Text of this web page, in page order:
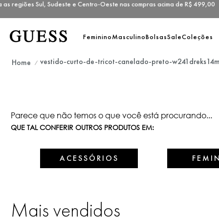
Sul, Sudeste e Centro-Oeste nas compras acima de R$
FemininoMasculinoBolsasSaleColeções
vestido-curto-de-tricot-canelado-preto-
Parece que não temos o que você está procurando...
QUE TAL CONFERIR OUTROS PRODUTOS EM:
ACESSÓRIOS
Mais vendidos